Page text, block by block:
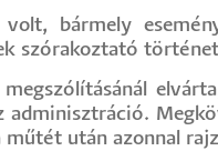
bármely
szórakoztató
adminisztráció.
után azonnal